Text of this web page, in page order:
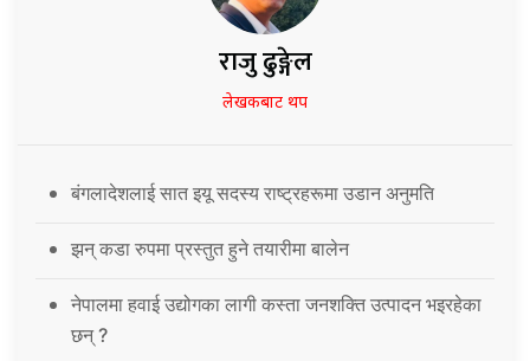
राजु ढुङ्गेल
लेखकबाट थप
बंगलादेशलाई सात इयू सदस्य राष्ट्रहरूमा उडान अनुमति
झन् कडा रुपमा प्रस्तुत हुने तयारीमा बालेन
नेपालमा हवाई उद्योगका लागी कस्ता जनशक्ति उत्पादन भइरहेका
छन् ?